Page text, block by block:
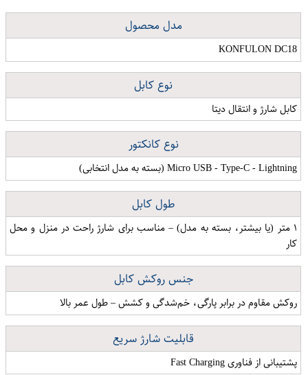
مدل محصول
KONFULON DC18
نوع کابل
کابل شارژ و انتقال دیتا
نوع کانکتور
Micro USB - Type-C - Lightning (بسته به مدل انتخابی)
طول کابل
۱ متر (یا بیشتر، بسته به مدل) – مناسب برای شارژ راحت در منزل و محل
کار
جنس روکش کابل
روکش مقاوم در برابر پارگی، خم‌شدگی و کشش – طول عمر بالا
قابلیت شارژ سریع
پشتیبانی از فناوری Fast Charging